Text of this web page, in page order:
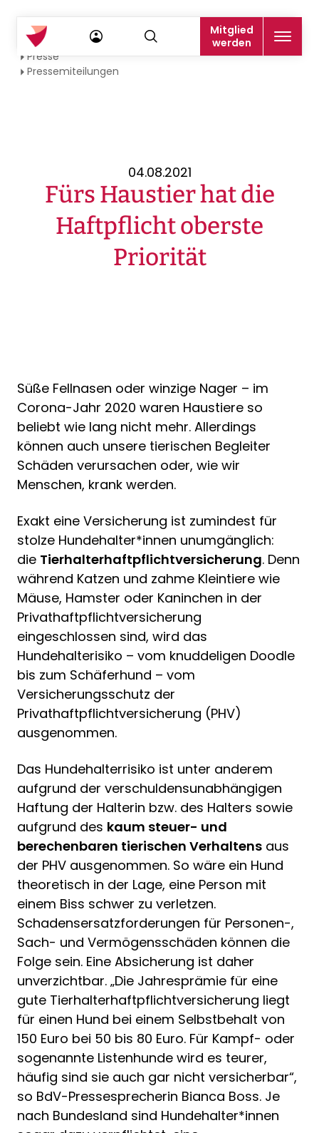
Mitglied
werden
Startseite
Presse
Pressemiteilungen
04.08.2021
Fürs Haustier hat die
Haftpflicht oberste
Priorität
Süße Fellnasen oder winzige Nager – im
Corona-Jahr 2020 waren Haustiere so
beliebt wie lang nicht mehr. Allerdings
können auch unsere tierischen Begleiter
Schäden verursachen oder, wie wir
Menschen, krank werden.
Exakt eine Versicherung ist zumindest für
stolze Hundehalter*innen unumgänglich:
die Tierhalterhaftpflichtversicherung. Denn
während Katzen und zahme Kleintiere wie
Mäuse, Hamster oder Kaninchen in der
Privathaftpflichtversicherung
eingeschlossen sind, wird das
Hundehalterisiko – vom knuddeligen Doodle
bis zum Schäferhund – vom
Versicherungsschutz der
Privathaftpflichtversicherung (PHV)
ausgenommen.
Das Hundehalterrisiko ist unter anderem
aufgrund der verschuldensunabhängigen
Haftung der Halterin bzw. des Halters sowie
aufgrund des kaum steuer- und
berechenbaren tierischen Verhaltens aus
der PHV ausgenommen. So wäre ein Hund
theoretisch in der Lage, eine Person mit
einem Biss schwer zu verletzen.
Schadensersatzforderungen für Personen-,
Sach- und Vermögensschäden können die
Folge sein. Eine Absicherung ist daher
unverzichtbar. „Die Jahresprämie für eine
gute Tierhalterhaftpflichtversicherung liegt
für einen Hund bei einem Selbstbehalt von
150 Euro bei 50 bis 80 Euro. Für Kampf- oder
sogenannte Listenhunde wird es teurer,
häufig sind sie auch gar nicht versicherbar“,
so BdV-Pressesprecherin Bianca Boss. Je
nach Bundesland sind Hundehalter*innen